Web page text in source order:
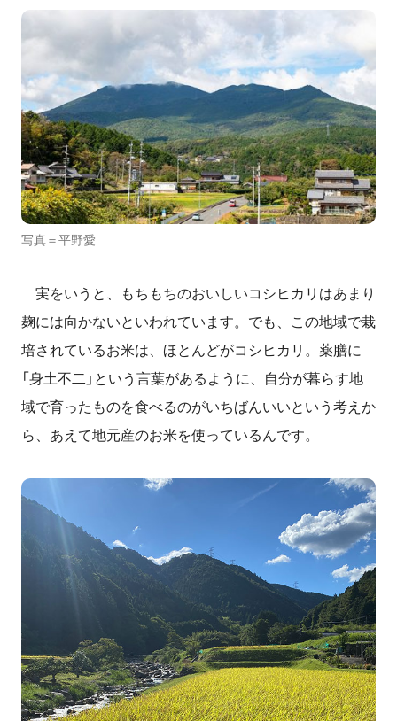
写真＝平野愛
実をいうと、もちもちのおいしいコシヒカリはあまり
麹には向かないといわれています。でも、この地域で栽
培されているお米は、ほとんどがコシヒカリ。薬膳に
「身土不二」という言葉があるように、自分が暮らす地
域で育ったものを食べるのがいちばんいいという考えか
ら、あえて地元産のお米を使っているんです。